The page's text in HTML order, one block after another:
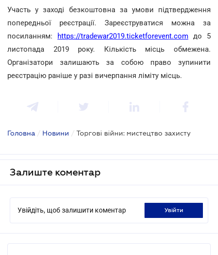
Участь у заході безкоштовна за умови підтвердження
попередньої реєстрації. Зареєструватися можна за
посиланням:
https://tradewar2019.ticketforevent.com до 5
листопада 2019 року. Кількість місць обмежена.
Організатори залишають за собою право зупинити
реєстрацію раніше у разі вичерпання ліміту місць.
Головна / Новини / Торгові війни: мистецтво захисту
Залиште коментар
Увійдіть, щоб залишити коментар увійти